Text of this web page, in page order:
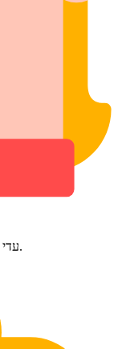
עדי זעט אַ מאַן בײַ דעם געבעקס און לױפֿט צו צו אים.